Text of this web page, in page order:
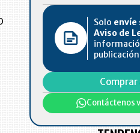
Solo envíe
Aviso de
publicación
Comprar
Contáctenos